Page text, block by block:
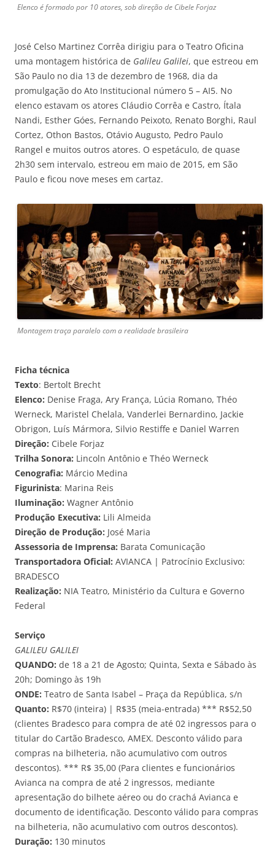
Elenco é formado por 10 atores, sob direção de Cibele Forjaz
José Celso Martinez Corrêa dirigiu para o Teatro Oficina
uma montagem histórica de Galileu Galilei, que estreou em
São Paulo no dia 13 de dezembro de 1968, dia da
promulgação do Ato Institucional número 5 – AI5. No
elenco estavam os atores Cláudio Corrêa e Castro, Ítala
Nandi, Esther Góes, Fernando Peixoto, Renato Borghi, Raul
Cortez, Othon Bastos, Otávio Augusto, Pedro Paulo
Rangel e muitos outros atores. O espetáculo, de quase
2h30 sem intervalo, estreou em maio de 2015, em São
Paulo e ficou nove meses em cartaz.
Montagem traça paralelo com a realidade brasileira
Ficha técnica
Texto: Bertolt Brecht
Elenco: Denise Fraga, Ary França, Lúcia Romano, Théo
Werneck, Maristel Chelala, Vanderlei Bernardino, Jackie
Obrigon, Luís Mármora, Silvio Restiffe e Daniel Warren
Direção: Cibele Forjaz
Trilha Sonora: Lincoln Antônio e Théo Werneck
Cenografia: Márcio Medina
Figurinista: Marina Reis
Iluminação: Wagner Antônio
Produção Executiva: Lili Almeida
Direção de Produção: José Maria
Assessoria de Imprensa: Barata Comunicação
Transportadora Oficial: AVIANCA | Patrocínio Exclusivo:
BRADESCO
Realização: NIA Teatro, Ministério da Cultura e Governo
Federal
Serviço
GALILEU GALILEI
QUANDO: de 18 a 21 de Agosto; Quinta, Sexta e Sábado às
20h; Domingo às 19h
ONDE: Teatro de Santa Isabel – Praça da República, s/n
Quanto: R$70 (inteira) | R$35 (meia-entrada) *** R$52,50
(clientes Bradesco para compra de até 02 ingressos para o
titular do Cartão Bradesco, AMEX. Desconto válido para
compras na bilheteria, não acumulativo com outros
descontos). *** R$ 35,00 (Para clientes e funcionários
Avianca na compra de até́ 2 ingressos, mediante
apresentação do bilhete aéreo ou do crachá Avianca e
documento de identificação. Desconto válido para compras
na bilheteria, não acumulativo com outros descontos).
Duração: 130 minutos